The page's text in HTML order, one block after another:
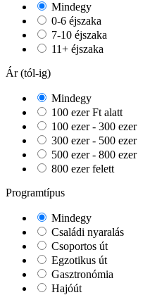
Mindegy
0-6 éjszaka
7-10 éjszaka
11+ éjszaka
Ár (tól-ig)
Mindegy
100 ezer Ft alatt
100 ezer - 300 ezer
300 ezer - 500 ezer
500 ezer - 800 ezer
800 ezer felett
Programtípus
Mindegy
Családi nyaralás
Csoportos út
Egzotikus út
Gasztronómia
Hajóút